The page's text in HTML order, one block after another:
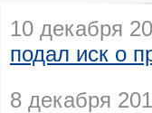
10 декабря
подал иск о
8 декабря